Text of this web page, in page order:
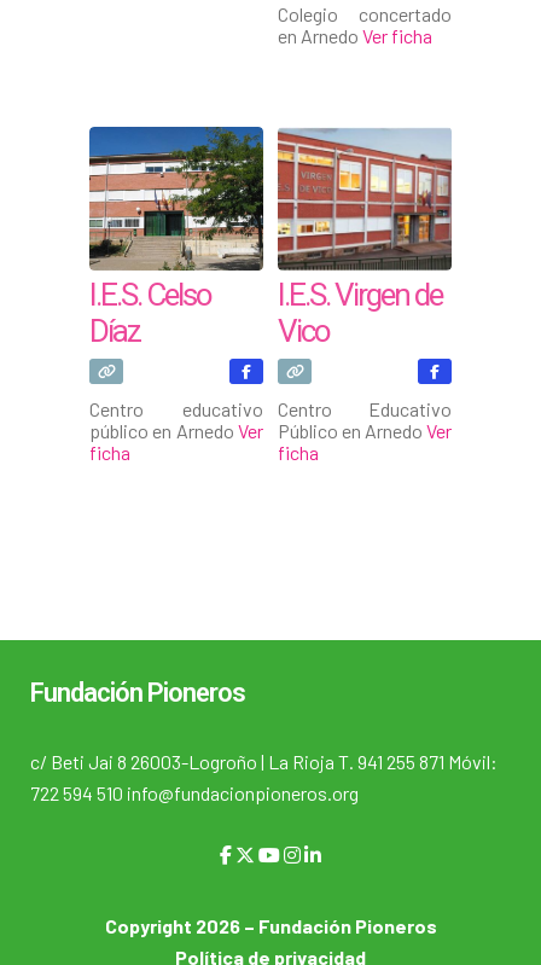
Colegio concertado
en Arnedo Ver ficha
I.E.S. Celso
Díaz
Centro educativo
público en Arnedo Ver
ficha
I.E.S. Virgen de
Vico
Centro Educativo
Público en Arnedo Ver
ficha
Fundación Pioneros
c/ Beti Jai 8 26003-Logroño | La Rioja T. 941 255 871 Móvil:
722 594 510 info@fundacionpioneros.org
Copyright 2026 – Fundación Pioneros
Política de privacidad